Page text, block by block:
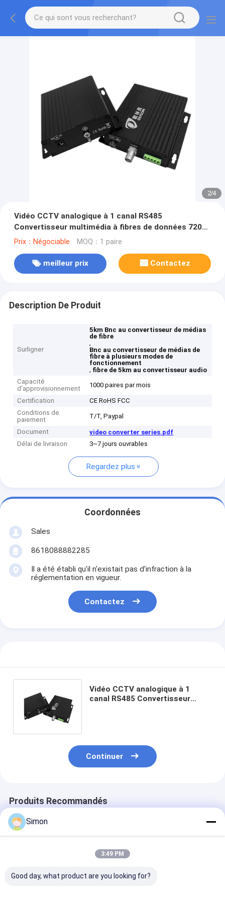
2/4
Vidéo CCTV analogique à 1 canal RS485
Convertisseur multimédia à fibres de données 720P
DC5V
Prix：Négociable MOQ：1 paire
meilleur prix Contactez
Description De Produit
Surligner
5km Bnc au convertisseur de médias
de fibre
,
Bnc au convertisseur de médias de
fibre à plusieurs modes de
fonctionnement
, fibre de 5km au convertisseur audio
Capacité
d'approvisionnement
1000 paires par mois
Certification
CE RoHS FCC
Conditions de
paiement
T/T, Paypal
Document
video converter series.pdf
Délai de livraison
3~7 jours ouvrables
Regardez plus
Coordonnées
Sales
8618088882285
Il a été établi qu'il n'existait pas d'infraction à la
réglementation en vigueur.
Contactez
Vidéo CCTV analogique à 1
canal RS485 Convertisseur
Continuer
Produits Recommandés
Simon
3:49 PM
Good day, what product are you looking for?